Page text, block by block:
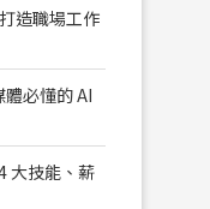
造職場工作
必懂的 AI
大技能、薪